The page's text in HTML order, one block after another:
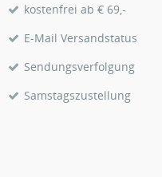
kostenfrei ab € 69,-
E-Mail Versandstatus
Sendungsverfolgung
Samstagszustellung